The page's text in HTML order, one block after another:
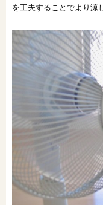
を工夫することでより涼